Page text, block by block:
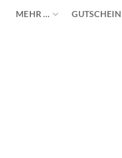
MEHR … GUTSCHEIN